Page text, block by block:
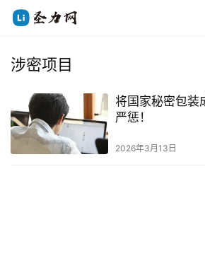
涉密项目
将国家秘密包装
严惩！
2026年3月13日